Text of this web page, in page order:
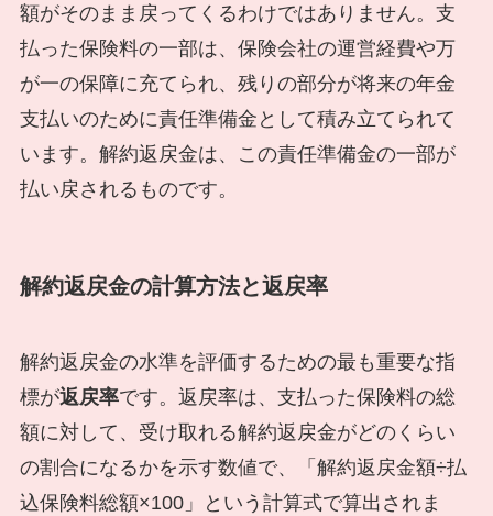
額がそのまま戻ってくるわけではありません。支
払った保険料の一部は、保険会社の運営経費や万
が一の保障に充てられ、残りの部分が将来の年金
支払いのために責任準備金として積み立てられて
います。解約返戻金は、この責任準備金の一部が
払い戻されるものです。
解約返戻金の計算方法と返戻率
解約返戻金の水準を評価するための最も重要な指
標が返戻率です。返戻率は、支払った保険料の総
額に対して、受け取れる解約返戻金がどのくらい
の割合になるかを示す数値で、「解約返戻金額÷払
込保険料総額×100」という計算式で算出されま